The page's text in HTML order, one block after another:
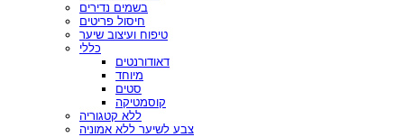
בשמים נדירים
חיסול פריטים
טיפוח ועיצוב שיער
כללי
דאודורנטים
מיוחד
סטים
קוסמטיקה
ללא קטגוריה
צבע לשיער ללא אמוניה